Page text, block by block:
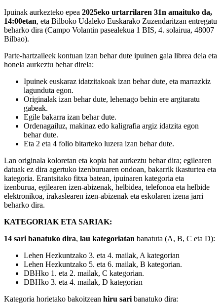
Ipuinak aurkezteko epea 2025eko urtarrilaren 31n amaituko da,
14:00etan, eta Bilboko Udaleko Euskarako Zuzendaritzan entregatu
beharko dira (Campo Volantin pasealekua 1 BIS, 4. solairua, 48007
Bilbao).
Parte-hartzaileek kontuan izan behar dute ipuinen gaia librea dela eta
honela aurkeztu behar direla:
Ipuinek euskaraz idatzitakoak izan behar dute, eta marrazkiz
lagunduta egon.
Originalak izan behar dute, lehenago behin ere argitaratu
gabeak.
Egile bakarra izan behar dute.
Ordenagailuz, makinaz edo kaligrafia argiz idatzita egon
behar dute.
Eta 2 eta 4 folio bitarteko luzera izan behar dute.
Lan originala koloretan eta kopia bat aurkeztu behar dira; egilearen
datuak ez dira agertuko izenburuaren ondoan, bakarrik ikasturtea eta
kategoria. Erantsitako fitxa batean, ipuinaren kategoria eta
izenburua, egilearen izen-abizenak, helbidea, telefonoa eta helbide
elektronikoa, irakaslearen izen-abizenak eta eskolaren izena jarri
beharko dira.
KATEGORIAK ETA SARIAK:
14 sari banatuko dira, lau kategoriatan banatuta (A, B, C eta D):
Lehen Hezkuntzako 3. eta 4. mailak, A kategorian
Lehen Hezkuntzako 5. eta 6. mailak, B kategorian.
DBHko 1. eta 2. mailak, C kategorian.
DBHko 3. eta 4. mailak, D kategorian
Kategoria horietako bakoitzean hiru sari banatuko dira: